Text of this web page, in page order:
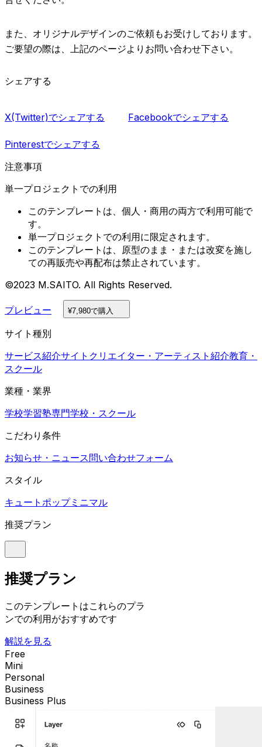
また、オリジナルデザインのご依頼もお受けしております。
ご要望の際は、上記のページよりお問い合わせ下さい。
シェアする
X(Twitter)でシェアする Facebookでシェアする
Pinterestでシェアする
注意事項
単一プロジェクトでの利用
このテンプレートは、個人・商用の両方で利用可能で
す。
単一プロジェクトでの利用に限定されます。
このテンプレートは、原型のまま・または改変を施し
ての再販売や再配布は禁止されています。
©2023 M.SAITO. All Rights Reserved.
プレビュー ¥7,980で購入
サイト種別
サービス紹介サイト クリエイター・アーティスト紹介教育・
スクール
業種・業界
学校学習塾専門学校・スクール
こだわり条件
お知らせ・ニュース問い合わせフォーム
スタイル
キュート ポップミニマル
推奨プラン
推奨プラン
このテンプレートはこれらのプラ
ンでの利用がおすすめです
解説を見る
Free
Mini
Personal
Business
Business Plus